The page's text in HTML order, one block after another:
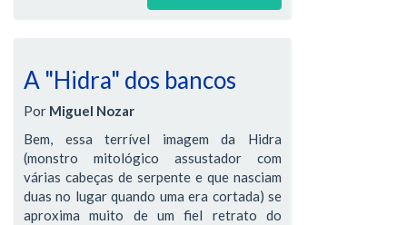
A "Hidra" dos bancos
Por Miguel Nozar
Bem, essa terrível imagem da Hidra
(monstro mitológico assustador com
várias cabeças de serpente e que nasciam
duas no lugar quando uma era cortada) se
aproxima muito de um fiel retrato do